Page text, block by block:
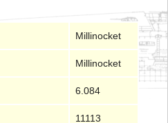
Millinocket
Millinocket
6.084
11113